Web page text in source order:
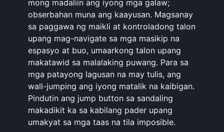
mong madaliin ang iyong mga galaw;
obserbahan muna ang kaayusan. Magsanay
sa paggawa ng maikli at kontroladong talon
upang mag-navigate sa mga masikip na
espasyo at buo, umaarkong talon upang
makatawid sa malalaking puwang. Para sa
mga patayong lagusan na may tulis, ang
wall-jumping ang iyong matalik na kaibigan.
Pindutin ang jump button sa sandaling
makadikit ka sa kabilang pader upang
umakyat sa mga taas na tila imposible.